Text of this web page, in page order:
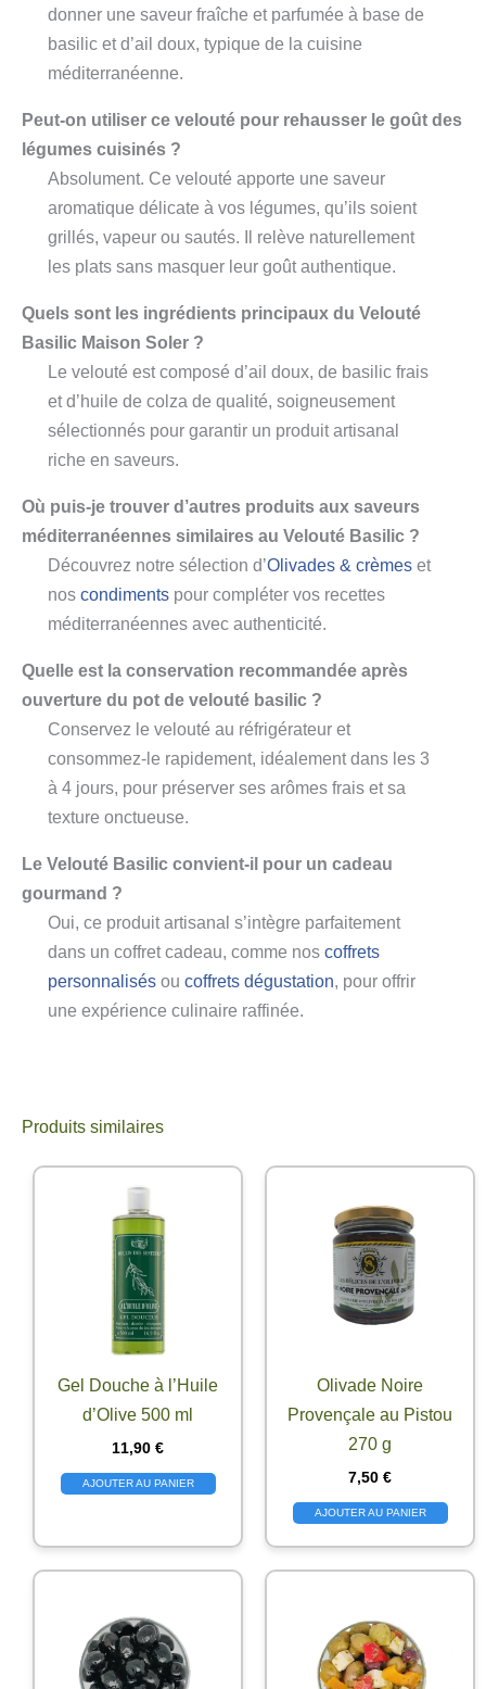
donner une saveur fraîche et parfumée à base de
basilic et d’ail doux, typique de la cuisine
méditerranéenne.
Peut-on utiliser ce velouté pour rehausser le goût des
légumes cuisinés ?
Absolument. Ce velouté apporte une saveur
aromatique délicate à vos légumes, qu’ils soient
grillés, vapeur ou sautés. Il relève naturellement
les plats sans masquer leur goût authentique.
Quels sont les ingrédients principaux du Velouté
Basilic Maison Soler ?
Le velouté est composé d’ail doux, de basilic frais
et d’huile de colza de qualité, soigneusement
sélectionnés pour garantir un produit artisanal
riche en saveurs.
Où puis-je trouver d’autres produits aux saveurs
méditerranéennes similaires au Velouté Basilic ?
Découvrez notre sélection d’Olivades & crèmes et
nos condiments pour compléter vos recettes
méditerranéennes avec authenticité.
Quelle est la conservation recommandée après
ouverture du pot de velouté basilic ?
Conservez le velouté au réfrigérateur et
consommez-le rapidement, idéalement dans les 3
à 4 jours, pour préserver ses arômes frais et sa
texture onctueuse.
Le Velouté Basilic convient-il pour un cadeau
gourmand ?
Oui, ce produit artisanal s’intègre parfaitement
dans un coffret cadeau, comme nos coffrets
personnalisés ou coffrets dégustation, pour offrir
une expérience culinaire raffinée.
Produits similaires
Gel Douche à l’Huile
d’Olive 500 ml
11,90 €
AJOUTER AU PANIER
Olivade Noire
Provençale au Pistou
270 g
7,50 €
AJOUTER AU PANIER